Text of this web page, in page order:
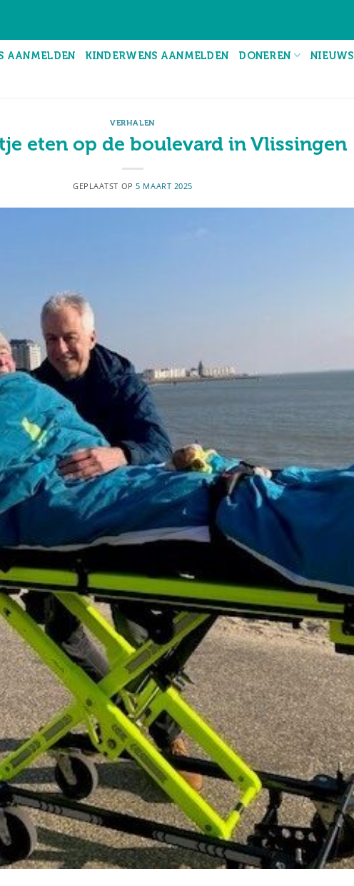
AANMELDEN KINDERWENS AANMELDEN DONEREN NIEUWS
VERHALEN
eten op de boulevard in Vlissingen
GEPLAATST OP 5 MAART 2025